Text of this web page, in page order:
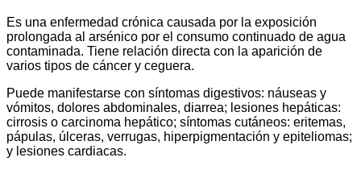
Es una enfermedad crónica causada por la exposición
prolongada al arsénico por el consumo continuado de agua
contaminada. Tiene relación directa con la aparición de
varios tipos de cáncer y ceguera.
Puede manifestarse con síntomas digestivos: náuseas y
vómitos, dolores abdominales, diarrea; lesiones hepáticas:
cirrosis o carcinoma hepático; síntomas cutáneos: eritemas,
pápulas, úlceras, verrugas, hiperpigmentación y epiteliomas;
y lesiones cardiacas.